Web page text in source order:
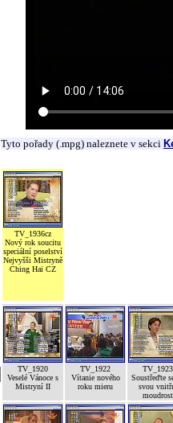
Tyto pořady (.mpg) naleznete v sekci
TV_1936cz
Nový rok soucitu
speciální poselství
Nejvyšši Mistryně
Ching Hai CZ
TV_1920
Veselé Vánoce s
Mistryní II
TV_1922
Vítanie nového
roku mieru
TV_1923
Soustřeďte
svou
moudrost